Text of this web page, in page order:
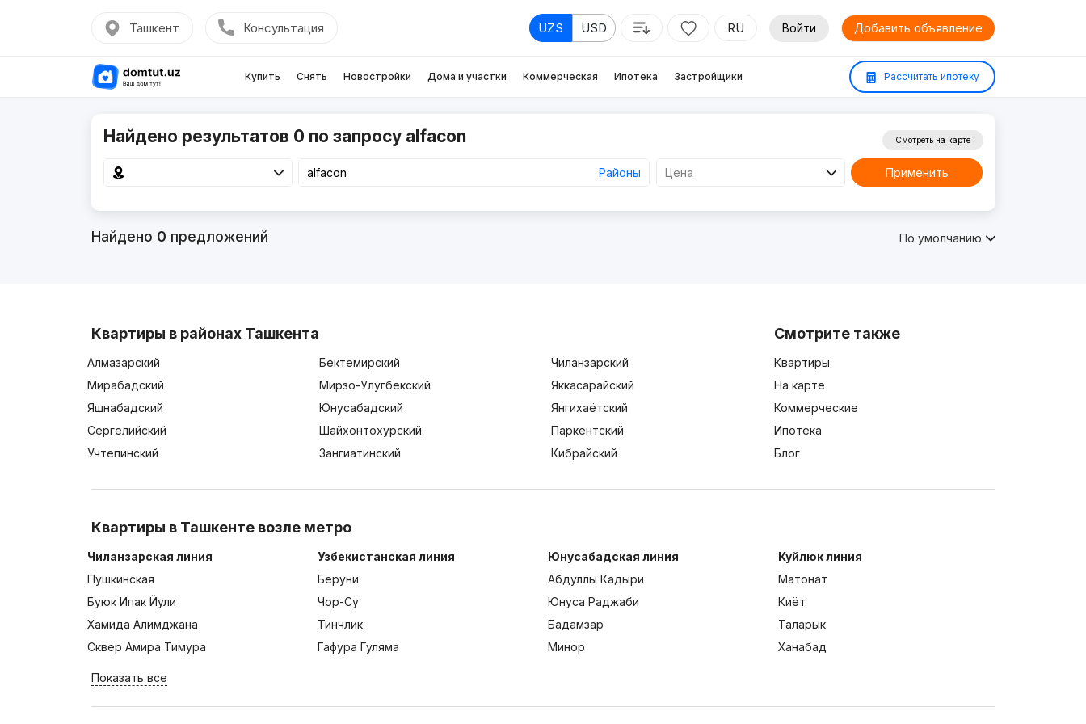
Ташкент Консультация UZS USD RU Войти Добавить объявление
Купить Снять Новостройки Дома и участки Коммерческая Ипотека Застройщики Рассчитать ипотеку
Найдено результатов 0 по запросу alfacon
Районы Цена
Смотреть на карте
Применить
Найдено 0 предложений По умолчанию
Квартиры в районах Ташкента
Алмазарский Бектемирский
Чиланзарский
Мирабадский
Мирзо-Улугбекский
Яккасарайский
Яшнабадский
Юнусабадский
Янгихаётский
Сергелийский
Шайхонтохурский
Паркентский
Учтепинский
Зангиатинский Кибрайский
Смотрите также
Квартиры
На карте
Коммерческие
Ипотека
Блог
Квартиры в Ташкенте возле метро
Чиланзарская линия
Пушкинская
Буюк Ипак Йули
Хамида Алимджана
Сквер Амира Тимура
Узбекистанская линия
Беруни
Чор-Су
Тинчлик
Гафура Гуляма
Юнусабадская линия
Абдуллы Кадыри
Юнуса Раджаби
Бадамзар
Минор
Куйлюк линия
Матонат
Киёт
Таларык
Ханабад
Показать все